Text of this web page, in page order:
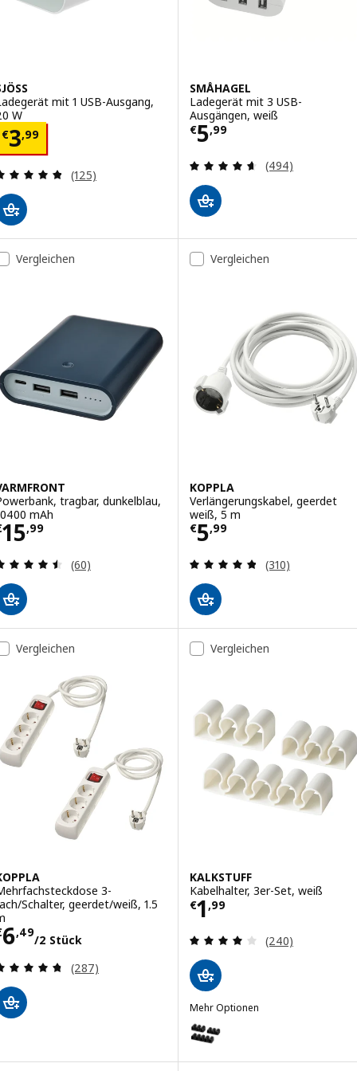
mit 1 USB-Ausgang,
W
€3,99 € 3,99
Überprüfung: 4.8 aus 5 sterne. Bewertungen
(125)
SMÅHAGEL
Ladegerät mit 3 USB-
Ausgängen, weiß
€5,99
Preis € 5,99
Überprüfung:
(494)
Vergleichen
tragbar, dunkelblau,
mAh
15,99€ 15,99
Überprüfung: 4.5 aus 5 sterne. Bewertungen
(60)
Vergleichen
KOPPLA
Verlängerungskabel, geerdet
weiß, 5 m
€5,99
Preis € 5,99
Überprüfung:
(310)
Vergleichen
3-
Schalter, geerdet/weiß, 1.5
6,49
/2 Stück
€ 6,49/2 Stück
Überprüfung: 4.7 aus 5 sterne. Bewertungen
(287)
Vergleichen
KALKSTUFF
Kabelhalter, 3er-Set, weiß
€1 ,99
Preis € 1,99
Überprüfung:
(240)
Mehr Optionen
KALKSTUFF
Option: KALKSTUFF,